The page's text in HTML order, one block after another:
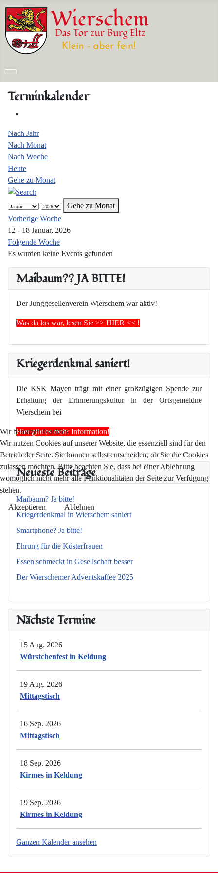
Maibaum?? JA BITTE!
Der Junggesellenverein Wierschem war aktiv!
Was da los war, lesen Sie >> HIER << !
Kriegerdenkmal saniert!
Die KSK Mayen trägt mit einer großzügigen Spende zur
Erhaltung der Erinnerungskultur in der Ortsgemeidne
Wierschem bei
Hier gibt es mehr Information!
Neueste Beiträge
Maibaum? Ja bitte!
Kriegerdenkmal in Wierschem saniert
Smartphone? Ja bitte!
Ehrung für die Küsterfrauen
Essen schmeckt in Gesellschaft besser
Der Wierschemer Adventskaffee 2025
Nächste Termine
15 Aug. 2026
Würstchenfest in Keldung
19 Aug. 2026
Mittagstisch
16 Sep. 2026
Mittagstisch
18 Sep. 2026
Kirmes in Keldung
19 Sep. 2026
Kirmes in Keldung
Ganzen Kalender ansehen
Terminkalender
Nach Jahr
Nach Monat
Nach Woche
Heute
Gehe zu Monat
Gehe zu Monat
Vorherige Woche
12 - 18 Januar, 2026
Folgende Woche
Es wurden keine Events gefunden
Wir benutzen Cookies
Wir nutzen Cookies auf unserer Website, die essenziell sind für den
Betrieb der Seite. Sie können selbst entscheiden, ob Sie die Cookies
zulassen möchten. Bitte beachten Sie, dass bei einer Ablehnung
womöglich nicht mehr alle Funktionalitäten der Seite zur Verfügung
stehen.
Akzeptieren Ablehnen